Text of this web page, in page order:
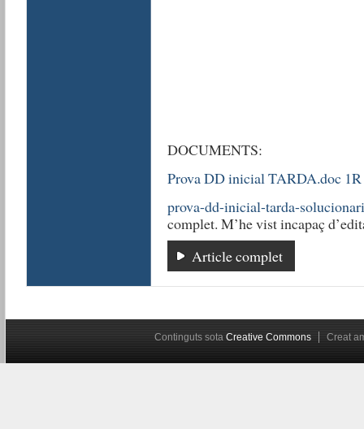
DOCUMENTS:
Prova DD inicial TARDA.doc
prova-dd-inicial-tarda-solucionari
complet. M’he vist incapaç
Article complet
Continguts sota Creative Commons Creat